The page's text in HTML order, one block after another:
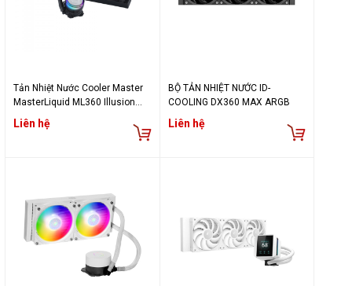
Tản Nhiệt Nước Cooler Master
MasterLiquid ML360 Illusion
ARGB
Liên hệ
BỘ TẢN NHIỆT NƯỚC ID-
COOLING DX360 MAX ARGB
Liên hệ